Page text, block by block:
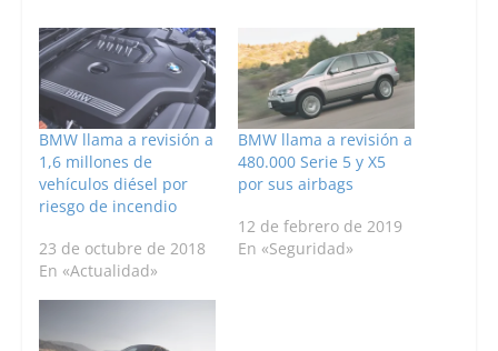
BMW llama a revisión a
1,6 millones de
vehículos diésel por
riesgo de incendio
23 de octubre de 2018
En «Actualidad»
BMW llama a revisión a
480.000 Serie 5 y X5
por sus airbags
12 de febrero de 2019
En «Seguridad»